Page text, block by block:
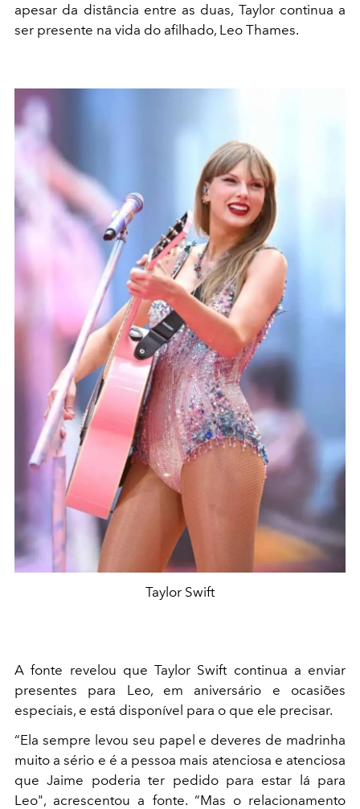
apesar da distância entre as duas, Taylor continua a
ser presente na vida do afilhado, Leo Thames.
Taylor Swift
A fonte revelou que Taylor Swift continua a enviar
presentes para Leo, em aniversário e ocasiões
especiais, e está disponível para o que ele precisar.
“Ela sempre levou seu papel e deveres de madrinha
muito a sério e é a pessoa mais atenciosa e atenciosa
que Jaime poderia ter pedido para estar lá para
Leo", acrescentou a fonte. “Mas o relacionamento